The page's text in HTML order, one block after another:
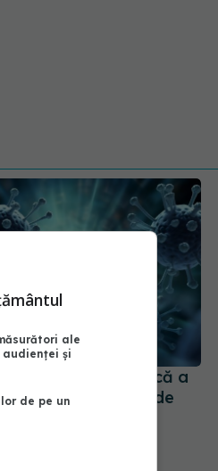
complicația pediatrică a
confundată de
ale
și
de pe un